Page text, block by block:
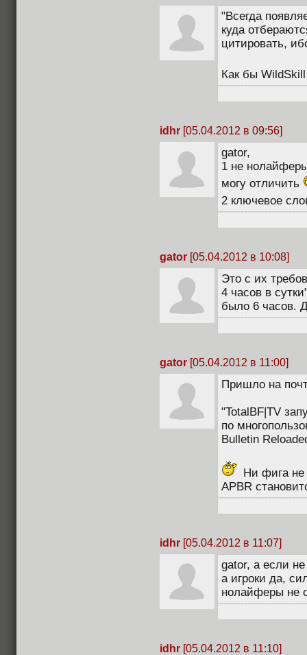
"Всегда
куда
цитировать,
Как бы
idhr [05.04.2012 в 09:56]
gator,
1 не
могу отличить
2 ключевое
gator [05.04.2012 в 10:08]
Это с их
4 часов в
было 6 часов.
gator [05.04.2012 в 11:00]
Пришло на
"TotalBF|TV
по
Bulletin
Ни фига не
APBR
idhr [05.04.2012 в 11:07]
gator, а если
а игроки да,
нолайферы не
idhr [05.04.2012 в 11:10]